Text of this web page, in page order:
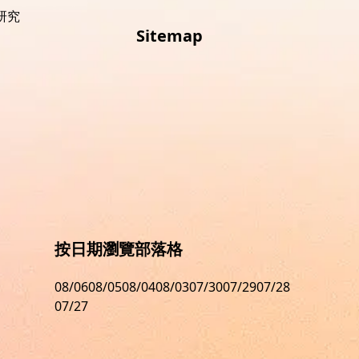
究
Sitemap
按日期瀏覽部落格
08/0608/0508/0408/0307/3007/2907/28
07/27